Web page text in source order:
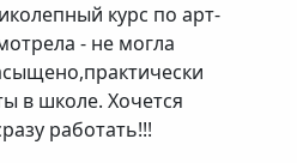
курс по арт-
- не могла
в школе. Хочется
работать!!!